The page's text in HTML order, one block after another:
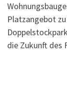
Platzangebot
die Zukunft des